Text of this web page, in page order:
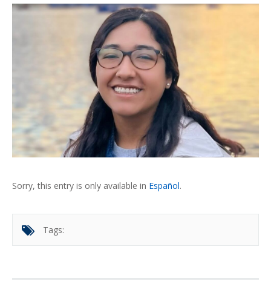
Sorry, this entry is only available in Español.
Tags: